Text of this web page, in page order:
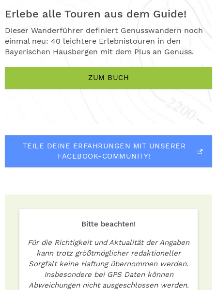
Erlebe alle Touren aus dem Guide!
Dieser Wanderführer definiert Genusswandern noch
einmal neu: 40 leichtere Erlebnistouren in den
Bayerischen Hausbergen mit dem Plus an Genuss.
ZUM BUCH
TEILE DEINE ERFAHRUNGEN MIT UNSERER
FACEBOOK-COMMUNITY!
Bitte beachten!
Für die Richtigkeit und Aktualität der Angaben
kann trotz größtmöglicher redaktioneller
Sorgfalt keine Haftung übernommen werden.
Insbesondere bei GPS Daten können
Abweichungen nicht ausgeschlossen werden.